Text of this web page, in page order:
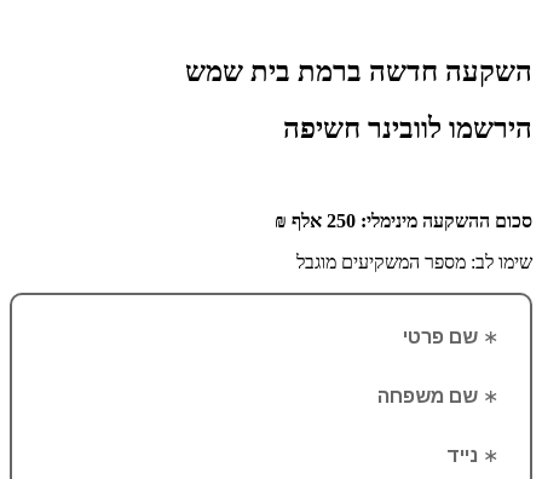
השקעה חדשה ברמת בית שמש
הירשמו לוובינר חשיפה
סכום ההשקעה מינימלי: 250 אלף ₪
שימו לב: מספר המשקיעים מוגבל